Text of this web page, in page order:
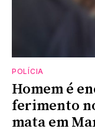
POLÍCIA
Homem é
ferimento
mata em